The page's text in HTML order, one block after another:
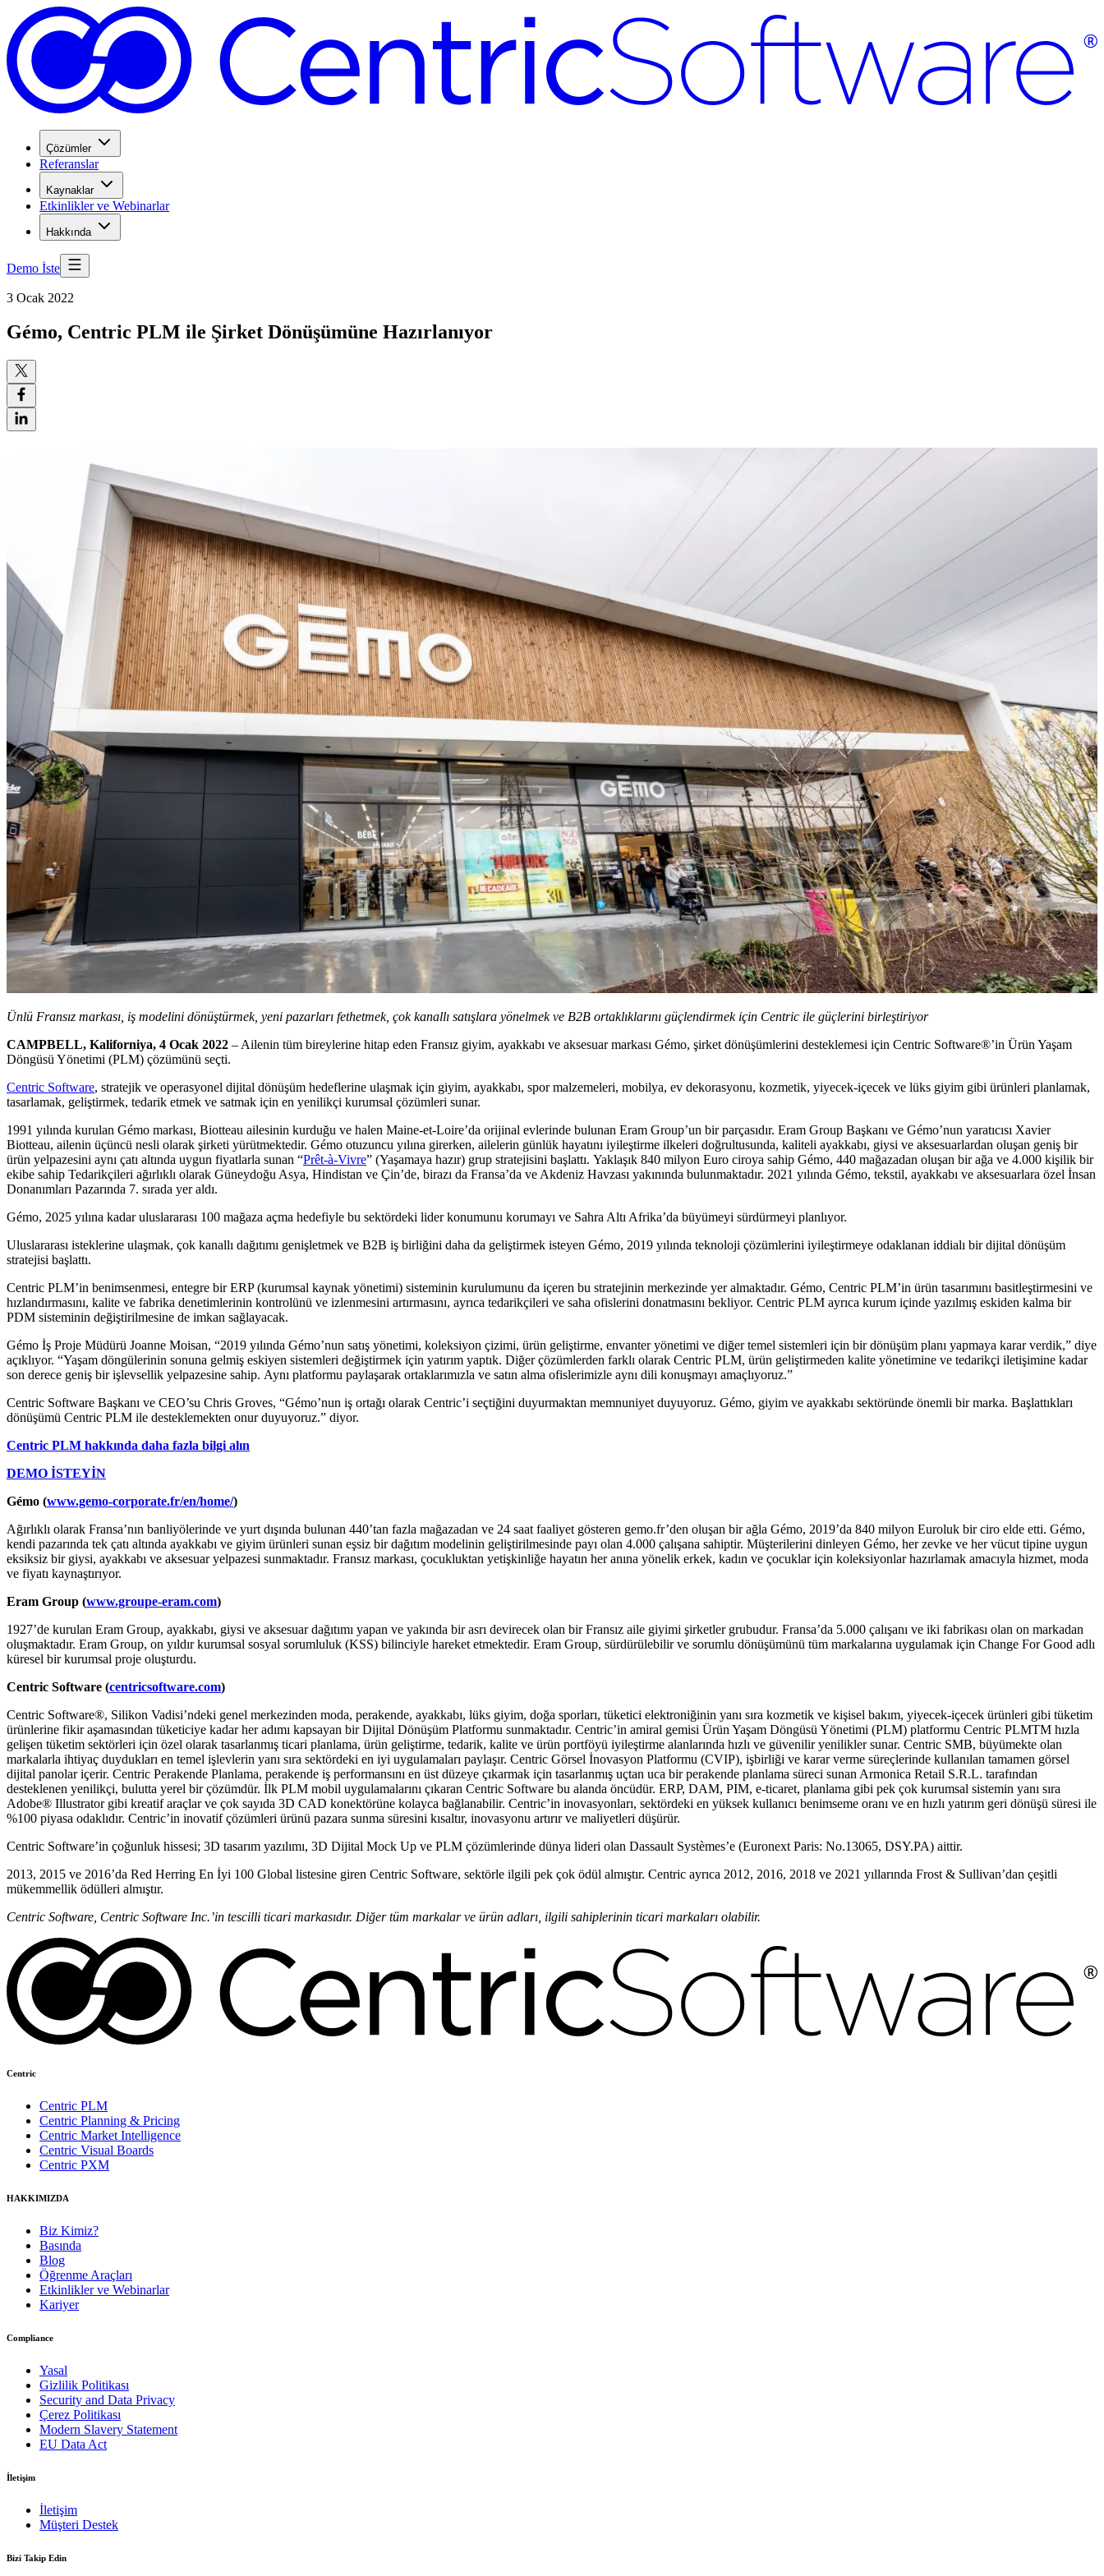
Çözümler
Referanslar
Kaynaklar
Etkinlikler ve Webinarlar
Hakkında
Demo İste
3 Ocak 2022
Gémo, Centric PLM ile Şirket Dönüşümüne Hazırlanıyor
Ünlü Fransız markası, iş modelini dönüştürmek, yeni pazarları fethetmek, çok kanallı satışlara yönelmek ve B2B ortaklıklarını güçlendirmek için Centric ile güçlerini birleştiriyor
CAMPBELL, Kaliforniya, 4 Ocak 2022 – Ailenin tüm bireylerine hitap eden Fransız giyim, ayakkabı ve aksesuar markası Gémo, şirket dönüşümlerini desteklemesi için Centric Software®’in Ürün Yaşam
Döngüsü Yönetimi (PLM) çözümünü seçti.
Centric Software, stratejik ve operasyonel dijital dönüşüm hedeflerine ulaşmak için giyim, ayakkabı, spor malzemeleri, mobilya, ev dekorasyonu, kozmetik, yiyecek-içecek ve lüks giyim gibi ürünleri planlamak,
tasarlamak, geliştirmek, tedarik etmek ve satmak için en yenilikçi kurumsal çözümleri sunar.
1991 yılında kurulan Gémo markası, Biotteau ailesinin kurduğu ve halen Maine-et-Loire’da orijinal evlerinde bulunan Eram Group’un bir parçasıdır. Eram Group Başkanı ve Gémo’nun yaratıcısı Xavier
Biotteau, ailenin üçüncü nesli olarak şirketi yürütmektedir. Gémo otuzuncu yılına girerken, ailelerin günlük hayatını iyileştirme ilkeleri doğrultusunda, kaliteli ayakkabı, giysi ve aksesuarlardan oluşan geniş bir
ürün yelpazesini aynı çatı altında uygun fiyatlarla sunan “Prêt-à-Vivre” (Yaşamaya hazır) grup stratejisini başlattı. Yaklaşık 840 milyon Euro ciroya sahip Gémo, 440 mağazadan oluşan bir ağa ve 4.000 kişilik bir
ekibe sahip Tedarikçileri ağırlıklı olarak Güneydoğu Asya, Hindistan ve Çin’de, birazı da Fransa’da ve Akdeniz Havzası yakınında bulunmaktadır. 2021 yılında Gémo, tekstil, ayakkabı ve aksesuarlara özel İnsan
Donanımları Pazarında 7. sırada yer aldı.
Gémo, 2025 yılına kadar uluslararası 100 mağaza açma hedefiyle bu sektördeki lider konumunu korumayı ve Sahra Altı Afrika’da büyümeyi sürdürmeyi planlıyor.
Uluslararası isteklerine ulaşmak, çok kanallı dağıtımı genişletmek ve B2B iş birliğini daha da geliştirmek isteyen Gémo, 2019 yılında teknoloji çözümlerini iyileştirmeye odaklanan iddialı bir dijital dönüşüm
stratejisi başlattı.
Centric PLM’in benimsenmesi, entegre bir ERP (kurumsal kaynak yönetimi) sisteminin kurulumunu da içeren bu stratejinin merkezinde yer almaktadır. Gémo, Centric PLM’in ürün tasarımını basitleştirmesini ve
hızlandırmasını, kalite ve fabrika denetimlerinin kontrolünü ve izlenmesini artırmasını, ayrıca tedarikçileri ve saha ofislerini donatmasını bekliyor. Centric PLM ayrıca kurum içinde yazılmış eskiden kalma bir
PDM sisteminin değiştirilmesine de imkan sağlayacak.
Gémo İş Proje Müdürü Joanne Moisan, “2019 yılında Gémo’nun satış yönetimi, koleksiyon çizimi, ürün geliştirme, envanter yönetimi ve diğer temel sistemleri için bir dönüşüm planı yapmaya karar verdik,” diye
açıklıyor. “Yaşam döngülerinin sonuna gelmiş eskiyen sistemleri değiştirmek için yatırım yaptık. Diğer çözümlerden farklı olarak Centric PLM, ürün geliştirmeden kalite yönetimine ve tedarikçi iletişimine kadar
son derece geniş bir işlevsellik yelpazesine sahip. Aynı platformu paylaşarak ortaklarımızla ve satın alma ofislerimizle aynı dili konuşmayı amaçlıyoruz.”
Centric Software Başkanı ve CEO’su Chris Groves, “Gémo’nun iş ortağı olarak Centric’i seçtiğini duyurmaktan memnuniyet duyuyoruz. Gémo, giyim ve ayakkabı sektöründe önemli bir marka. Başlattıkları
dönüşümü Centric PLM ile desteklemekten onur duyuyoruz.” diyor.
Centric PLM hakkında daha fazla bilgi alın
DEMO İSTEYİN
Gémo (www.gemo-corporate.fr/en/home/)
Ağırlıklı olarak Fransa’nın banliyölerinde ve yurt dışında bulunan 440’tan fazla mağazadan ve 24 saat faaliyet gösteren gemo.fr’den oluşan bir ağla Gémo, 2019’da 840 milyon Euroluk bir ciro elde etti. Gémo,
kendi pazarında tek çatı altında ayakkabı ve giyim ürünleri sunan eşsiz bir dağıtım modelinin geliştirilmesinde payı olan 4.000 çalışana sahiptir. Müşterilerini dinleyen Gémo, her zevke ve her vücut tipine uygun
eksiksiz bir giysi, ayakkabı ve aksesuar yelpazesi sunmaktadır. Fransız markası, çocukluktan yetişkinliğe hayatın her anına yönelik erkek, kadın ve çocuklar için koleksiyonlar hazırlamak amacıyla hizmet, moda
ve fiyatı kaynaştırıyor.
Eram Group (www.groupe-eram.com)
1927’de kurulan Eram Group, ayakkabı, giysi ve aksesuar dağıtımı yapan ve yakında bir asrı devirecek olan bir Fransız aile giyimi şirketler grubudur. Fransa’da 5.000 çalışanı ve iki fabrikası olan on markadan
oluşmaktadır. Eram Group, on yıldır kurumsal sosyal sorumluluk (KSS) bilinciyle hareket etmektedir. Eram Group, sürdürülebilir ve sorumlu dönüşümünü tüm markalarına uygulamak için Change For Good adlı
küresel bir kurumsal proje oluşturdu.
Centric Software (centricsoftware.com)
Centric Software®, Silikon Vadisi’ndeki genel merkezinden moda, perakende, ayakkabı, lüks giyim, doğa sporları, tüketici elektroniğinin yanı sıra kozmetik ve kişisel bakım, yiyecek-içecek ürünleri gibi tüketim
ürünlerine fikir aşamasından tüketiciye kadar her adımı kapsayan bir Dijital Dönüşüm Platformu sunmaktadır. Centric’in amiral gemisi Ürün Yaşam Döngüsü Yönetimi (PLM) platformu Centric PLMTM hızla
gelişen tüketim sektörleri için özel olarak tasarlanmış ticari planlama, ürün geliştirme, tedarik, kalite ve ürün portföyü iyileştirme alanlarında hızlı ve güvenilir yenilikler sunar. Centric SMB, büyümekte olan
markalarla ihtiyaç duydukları en temel işlevlerin yanı sıra sektördeki en iyi uygulamaları paylaşır. Centric Görsel İnovasyon Platformu (CVIP), işbirliği ve karar verme süreçlerinde kullanılan tamamen görsel
dijital panolar içerir. Centric Perakende Planlama, perakende iş performansını en üst düzeye çıkarmak için tasarlanmış uçtan uca bir perakende planlama süreci sunan Armonica Retail S.R.L. tarafından
desteklenen yenilikçi, bulutta yerel bir çözümdür. İlk PLM mobil uygulamalarını çıkaran Centric Software bu alanda öncüdür. ERP, DAM, PIM, e-ticaret, planlama gibi pek çok kurumsal sistemin yanı sıra
Adobe® Illustrator gibi kreatif araçlar ve çok sayıda 3D CAD konektörüne kolayca bağlanabilir. Centric’in inovasyonları, sektördeki en yüksek kullanıcı benimseme oranı ve en hızlı yatırım geri dönüşü süresi ile
%100 piyasa odaklıdır. Centric’in inovatif çözümleri ürünü pazara sunma süresini kısaltır, inovasyonu artırır ve maliyetleri düşürür.
Centric Software’in çoğunluk hissesi; 3D tasarım yazılımı, 3D Dijital Mock Up ve PLM çözümlerinde dünya lideri olan Dassault Systèmes’e (Euronext Paris: No.13065, DSY.PA) aittir.
2013, 2015 ve 2016’da Red Herring En İyi 100 Global listesine giren Centric Software, sektörle ilgili pek çok ödül almıştır. Centric ayrıca 2012, 2016, 2018 ve 2021 yıllarında Frost & Sullivan’dan çeşitli
mükemmellik ödülleri almıştır.
Centric Software, Centric Software Inc.’in tescilli ticari markasıdır. Diğer tüm markalar ve ürün adları, ilgili sahiplerinin ticari markaları olabilir.
Centric
Centric PLM
Centric Planning & Pricing
Centric Market Intelligence
Centric Visual Boards
Centric PXM
HAKKIMIZDA
Biz Kimiz?
Basında
Blog
Öğrenme Araçları
Etkinlikler ve Webinarlar
Kariyer
Compliance
Yasal
Gizlilik Politikası
Security and Data Privacy
Çerez Politikası
Modern Slavery Statement
EU Data Act
İletişim
İletişim
Müşteri Destek
Bizi Takip Edin